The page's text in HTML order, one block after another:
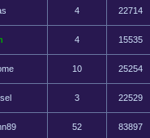
4 22714
4 15535
10 25254
3 22529
52 83897